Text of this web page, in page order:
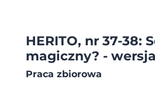
HERITO, nr 37-38:
magiczny? -
Praca zbiorowa